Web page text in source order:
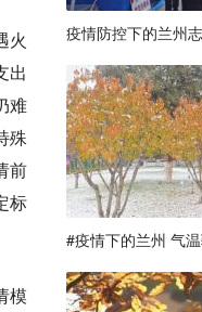
火
出
难
殊
前
标
模
疫情防控下的兰州
#疫情下的兰州 气